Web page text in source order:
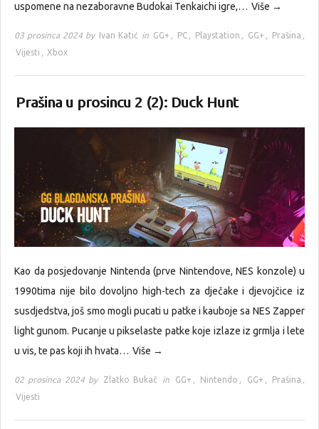
uspomene na nezaboravne Budokai Tenkaichi igre,… Više →
03 prosinca 2024 by Ivan Katić in GG+ , PC , Playstation , GG+ , Prašina ,
Vijesti , Xbox
Prašina u prosincu 2 (2): Duck Hunt
Kao da posjedovanje Nintenda (prve Nintendove, NES konzole) u
1990tima nije bilo dovoljno high-tech za dječake i djevojčice iz
susdjedstva, još smo mogli pucati u patke i kauboje sa NES Zapper
light gunom. Pucanje u pikselaste patke koje izlaze iz grmlja i lete
u vis, te pas koji ih hvata… Više →
02 prosinca 2024 by Zlatko Bukač in GG+ , Nintendo , GG+ , Prašina ,
Vijesti